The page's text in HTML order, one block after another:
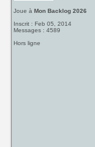
Joue àMon Backlog 2026
Inscrit : Feb 05, 2014
Messages : 4589
Hors ligne